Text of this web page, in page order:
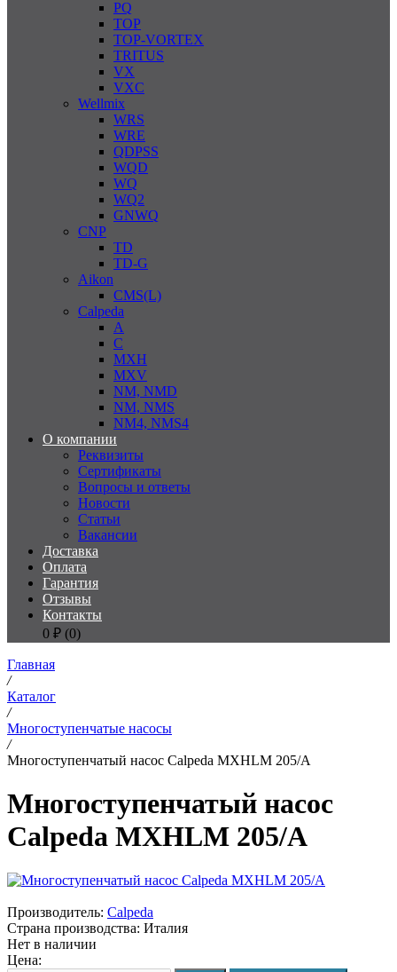
PQ
TOP
TOP-VORTEX
TRITUS
VX
VXC
Wellmix
WRS
WRE
QDPSS
WQD
WQ
WQ2
GNWQ
CNP
TD
TD-G
Aikon
CMS(L)
Calpeda
A
C
MXH
MXV
NM, NMD
NM, NMS
NM4, NMS4
О компании
Реквизиты
Сертификаты
Вопросы и ответы
Новости
Статьи
Вакансии
Доставка
Оплата
Гарантия
Отзывы
Контакты
0 ₽ (0)
Главная
/
Каталог
/
Многоступенчатые насосы
/
Многоступенчатый насос Calpeda MXHLM 205/A
Многоступенчатый насос
Calpeda MXHLM 205/A
Производитель: Calpeda
Страна производства: Италия
Нет в наличии
Цена: